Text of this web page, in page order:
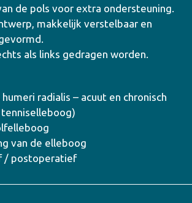
de pols voor extra ondersteuning.
makkelijk verstelbaar en
als links gedragen worden.
radialis – acuut en chronisch
van de elleboog
/ postoperatief